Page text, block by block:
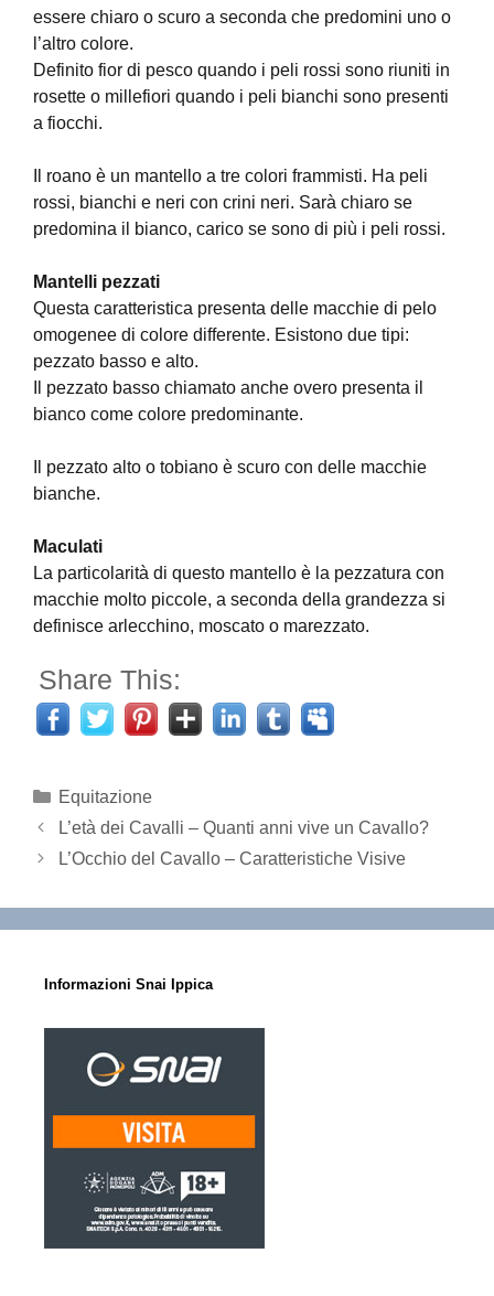
essere chiaro o scuro a seconda che predomini uno o
l’altro colore.
Definito fior di pesco quando i peli rossi sono riuniti in
rosette o millefiori quando i peli bianchi sono presenti
a fiocchi.
Il roano è un mantello a tre colori frammisti. Ha peli
rossi, bianchi e neri con crini neri. Sarà chiaro se
predomina il bianco, carico se sono di più i peli rossi.
Mantelli pezzati
Questa caratteristica presenta delle macchie di pelo
omogenee di colore differente. Esistono due tipi:
pezzato basso e alto.
Il pezzato basso chiamato anche overo presenta il
bianco come colore predominante.
Il pezzato alto o tobiano è scuro con delle macchie
bianche.
Maculati
La particolarità di questo mantello è la pezzatura con
macchie molto piccole, a seconda della grandezza si
definisce arlecchino, moscato o marezzato.
Share This:
Categorie
Equitazione
L’età dei Cavalli – Quanti anni vive un Cavallo?
L’Occhio del Cavallo – Caratteristiche Visive
Informazioni Snai Ippica